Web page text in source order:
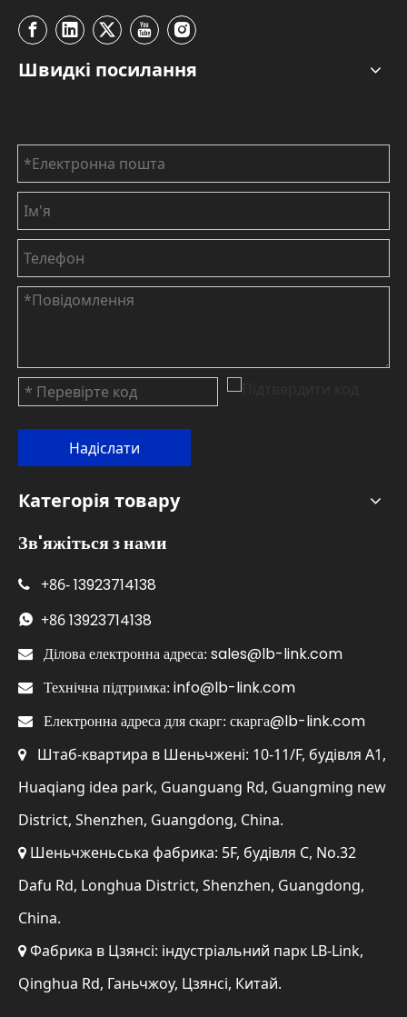
Швидкі посилання
Надіслати
Категорія товару
Зв'яжіться з нами
 +86-13923714138
 +8613923714138
 Ділова електронна адреса: sales@lb-link.com
 Технічна підтримка: info@lb-link.com
 Електронна адреса для скарг: скарга@lb-link.com
 Штаб-квартира в Шеньчжені: 10-11/F, будівля A1,
Huaqiang idea park, Guanguang Rd, Guangming new
District, Shenzhen, Guangdong, China.
 Шеньчженьська фабрика: 5F, будівля C, No.32
Dafu Rd, Longhua District, Shenzhen, Guangdong,
China.
 Фабрика в Цзянсі: індустріальний парк LB-Link,
Qinghua Rd, Ганьчжоу, Цзянсі, Китай.